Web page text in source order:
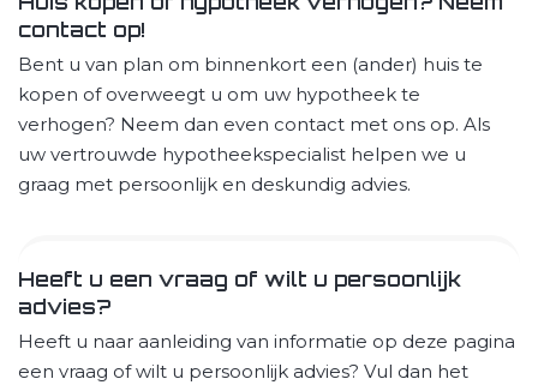
contact op!
Bent u van plan om binnenkort een (ander) huis te
kopen of overweegt u om uw hypotheek te
verhogen? Neem dan even contact met ons op. Als
uw vertrouwde hypotheekspecialist helpen we u
graag met persoonlijk en deskundig advies.
Heeft u een vraag of wilt u persoonlijk
advies?
Heeft u naar aanleiding van informatie op deze pagina
een vraag of wilt u persoonlijk advies? Vul dan het